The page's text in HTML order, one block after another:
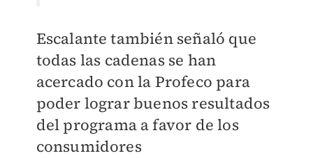
Escalante también señaló que
todas las cadenas se han
acercado con la Profeco para
poder lograr buenos resultados
del programa a favor de los
consumidores